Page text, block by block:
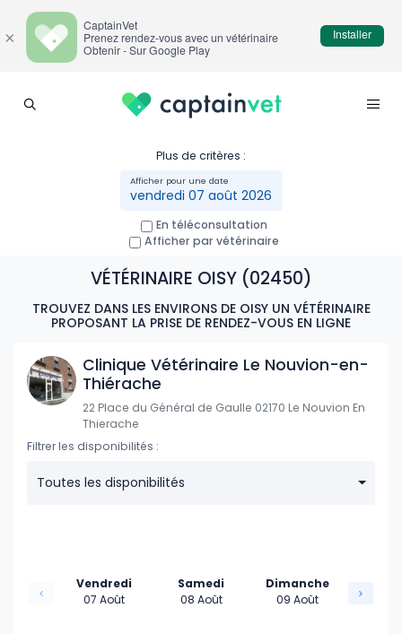
Plus de critères :
vendredi 07 août 2026
En téléconsultation
Afficher par vétérinaire
VÉTÉRINAIRE OISY (02450)
TROUVEZ DANS LES ENVIRONS DE OISY UN VÉTÉRINAIRE
PROPOSANT LA PRISE DE RENDEZ-VOUS EN LIGNE
Clinique Vétérinaire Le Nouvion-en-
Thiérache
22 Place du Général de Gaulle 02170 Le Nouvion En
Thierache
Filtrer les disponibilités :
Toutes les disponibilités
Vendredi
07 Août
Samedi
08 Août
Dimanche
09 Août
×
CaptainVet
Prenez rendez-vous avec un vétérinaire
Obtenir - Sur Google Play
Installer